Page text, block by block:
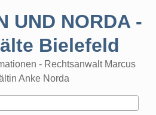
UND NORDA -
Bielefeld
- Rechtsanwalt Marcus
Anke Norda